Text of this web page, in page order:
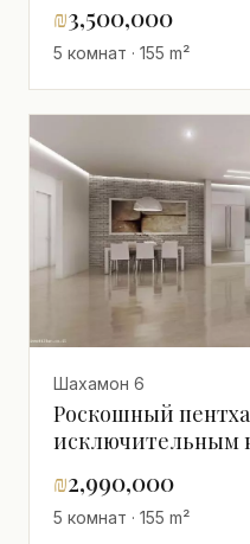
окнами на разные
улице,В хорошем
₪3,500,000
5 комнат · 155 m²
Шахамон 6
Роскошный
исключительным
₪2,990,000
5 комнат · 155 m²